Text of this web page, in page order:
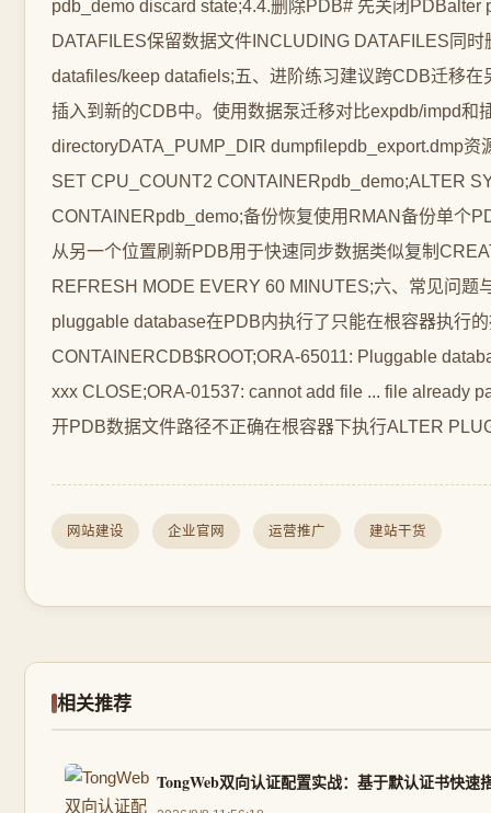
网站建设 企业官网 运营推广 建站干货
相关推荐
TongWeb双向认证配置实战：基于默认证书快速